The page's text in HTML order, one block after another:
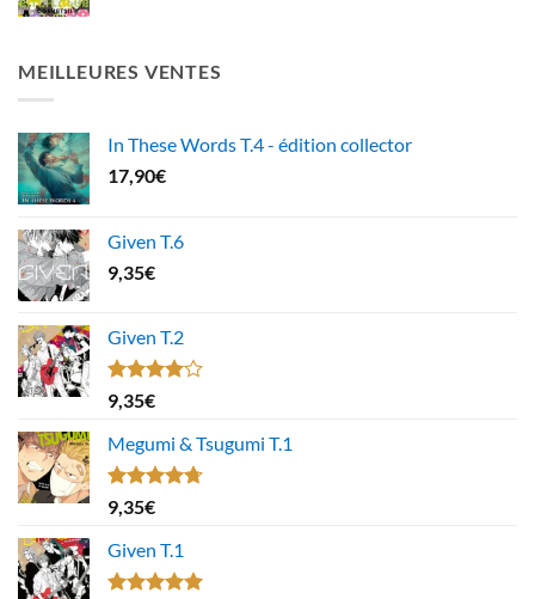
MEILLEURES VENTES
In These Words T.4 - édition collector
17,90€
Given T.6
9,35€
Given T.2
Note
4.00
5
9,35€
Megumi & Tsugumi T.1
Note4.67
sur 5
9,35€
Given T.1